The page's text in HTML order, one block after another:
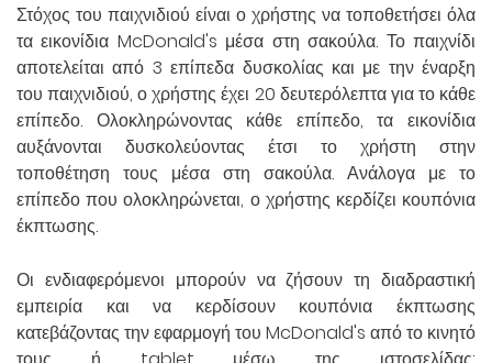
Στόχος του παιχνιδιού είναι ο χρήστης να τοποθετήσει όλα
τα εικονίδια McDonald's μέσα στη σακούλα. Το παιχνίδι
αποτελείται από 3 επίπεδα δυσκολίας και με την έναρξη
του παιχνιδιού, ο χρήστης έχει 20 δευτερόλεπτα για το κάθε
επίπεδο. Ολοκληρώνοντας κάθε επίπεδο, τα εικονίδια
αυξάνονται δυσκολεύοντας έτσι το χρήστη στην
τοποθέτηση τους μέσα στη σακούλα. Ανάλογα με το
επίπεδο που ολοκληρώνεται, ο χρήστης κερδίζει κουπόνια
έκπτωσης.
Οι ενδιαφερόμενοι μπορούν να ζήσουν τη διαδραστική
εμπειρία και να κερδίσουν κουπόνια έκπτωσης
κατεβάζοντας την εφαρμογή του McDonald's από το κινητό